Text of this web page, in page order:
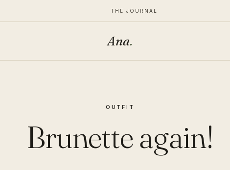
THE JOURNAL
Ana.
OUTFIT
Brunette again!